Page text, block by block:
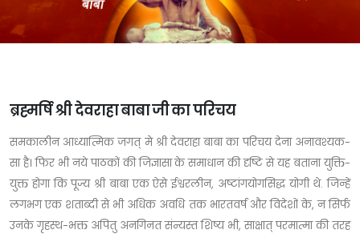
ब्रह्मर्षि श्री देवराहा बाबा जी का परिचय
समकालीन आध्यात्मिक जगत् मे श्री देवराहा बाबा का परिचय देना अनावश्यक-
सा है। फिर भी नये पाठकों की जिज्ञासा के समाधान की दृष्टि से यह बताना युक्ति-
युक्त होगा कि पूज्य श्री बाबा एक ऐसे ईश्वरलीन, अष्टांगयोगसिद्ध योगी थे. जिन्हें
लगभग एक शताब्दी से भी अधिक अवधि तक भारतवर्ष और विदेशों के, न सिर्फ
उनके गृहस्थ-भक्त अपितु अनगिनत संन्यस्त शिष्य भी, साक्षात् परमात्मा की तरह